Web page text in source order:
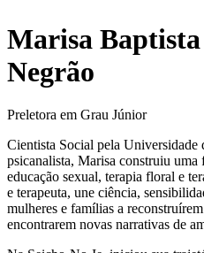
Marisa
Negrão
Preletora em Grau Júnior
Cientista Social pela Universidade
psicanalista, Marisa construiu
educação sexual, terapia floral e
e terapeuta, une ciência,
mulheres e famílias a
encontrarem novas narrativas de